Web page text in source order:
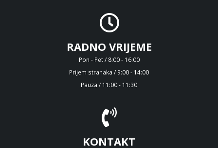
RADNO VRIJEME
Pon - Pet / 8:00 - 16:00
Prijem stranaka / 9:00 - 14:00
Pauza / 11:00 - 11:30
KONTAKT